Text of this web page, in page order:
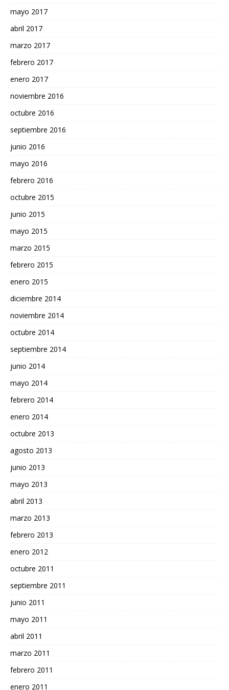
mayo 2017
abril 2017
marzo 2017
febrero 2017
enero 2017
noviembre 2016
octubre 2016
septiembre 2016
junio 2016
mayo 2016
febrero 2016
octubre 2015
junio 2015
mayo 2015
marzo 2015
febrero 2015
enero 2015
diciembre 2014
noviembre 2014
octubre 2014
septiembre 2014
junio 2014
mayo 2014
febrero 2014
enero 2014
octubre 2013
agosto 2013
junio 2013
mayo 2013
abril 2013
marzo 2013
febrero 2013
enero 2012
octubre 2011
septiembre 2011
junio 2011
mayo 2011
abril 2011
marzo 2011
febrero 2011
enero 2011